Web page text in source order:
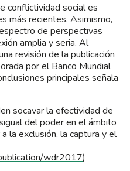
conflictividad social es
más recientes. Asimismo,
de perspectivas
amplia y seria. Al
revisión de la publicación
por el Banco Mundial
principales señala
socavar la efectividad de
del poder en el ámbito
la exclusión, la captura y el
wdr2017)